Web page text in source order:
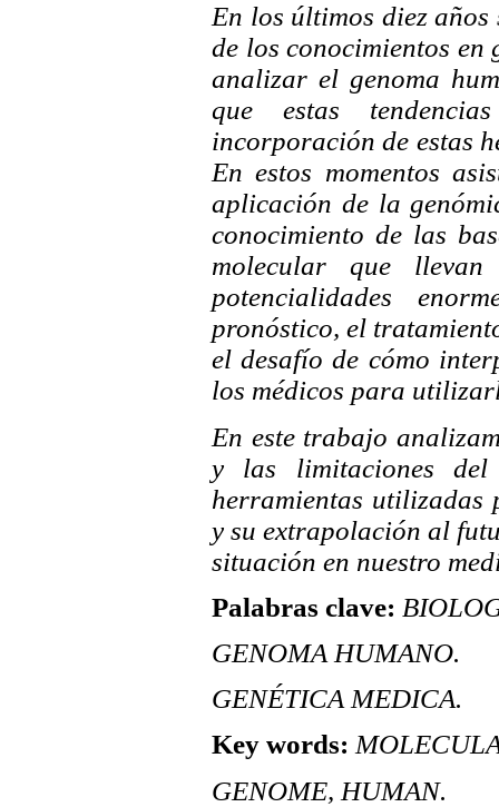
En los últimos diez
de los conocimientos en
analizar el genoma
que estas
incorporación de estas
En estos momentos
aplicación de la
conocimiento de las
molecular que llevan
potencialidades
pronóstico, el
el desafío de cómo
los médicos para
En este trabajo
y las limitaciones
herramientas utilizadas
y su extrapolación al
situación en nuestro
Palabras clave:
GENOMA HUMANO.
GENÉTICA MEDICA.
Key words:
GENOME, HUMAN.